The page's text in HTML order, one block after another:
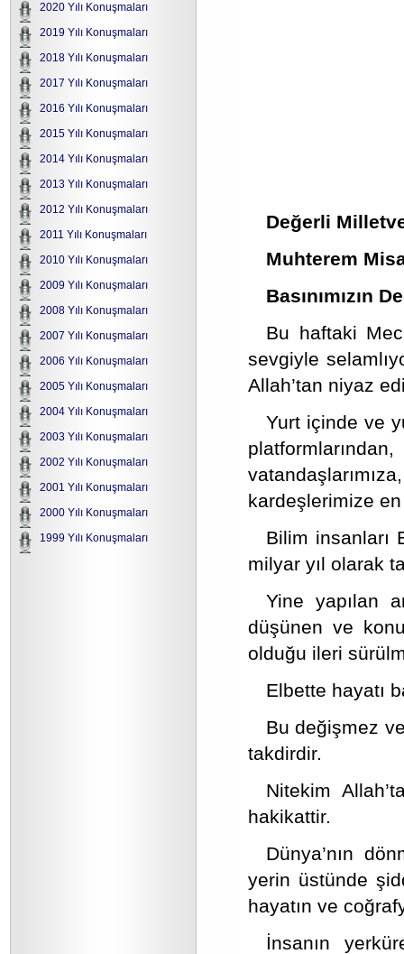
2020 Yılı Konuşmaları
2019 Yılı Konuşmaları
2018 Yılı Konuşmaları
2017 Yılı Konuşmaları
2016 Yılı Konuşmaları
2015 Yılı Konuşmaları
2014 Yılı Konuşmaları
2013 Yılı Konuşmaları
2012 Yılı Konuşmaları
2011 Yılı Konuşmaları
2010 Yılı Konuşmaları
2009 Yılı Konuşmaları
2008 Yılı Konuşmaları
2007 Yılı Konuşmaları
2006 Yılı Konuşmaları
2005 Yılı Konuşmaları
2004 Yılı Konuşmaları
2003 Yılı Konuşmaları
2002 Yılı Konuşmaları
2001 Yılı Konuşmaları
2000 Yılı Konuşmaları
1999 Yılı Konuşmaları
Değerli
Muhterem
Basınımızın
Bu haftaki
sevgiyle
Allah’tan niyaz
Yurt içinde ve
kardeşlerimize
Bilim insanları
milyar yıl olarak
Yine yapılan
düşünen ve
olduğu ileri
Elbette hayatı
Bu değişmez
takdirdir.
Nitekim
hakikattir.
Dünya’nın
yerin üstünde
hayatın ve
İnsanın